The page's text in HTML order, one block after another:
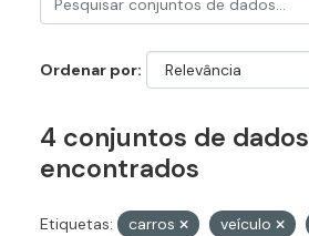
Ordenar por
4 conjuntos de dados
encontrados
Etiquetas: carros veículo